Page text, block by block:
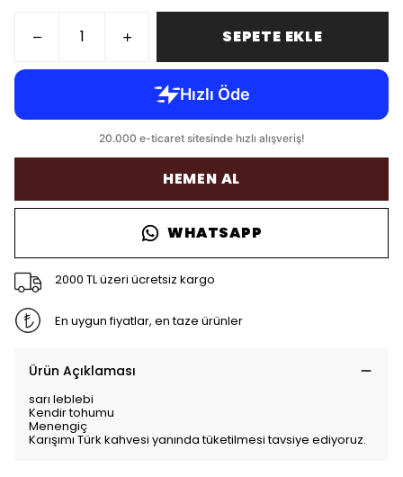
SEPETE EKLE
HEMEN AL
WHATSAPP
2000 TL üzeri ücretsiz kargo
En uygun fiyatlar, en taze ürünler
Ürün Açıklaması
sarı leblebi
Kendir tohumu
Menengiç
Karışımı Türk kahvesi yanında tüketilmesi tavsiye ediyoruz.